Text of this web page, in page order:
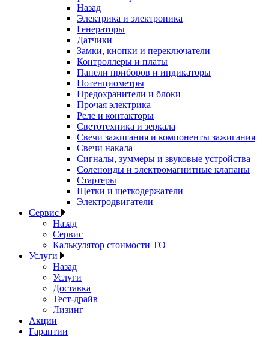
Назад
Электрика и электроника
Генераторы
Датчики
Замки, кнопки и переключатели
Контроллеры и платы
Панели приборов и индикаторы
Потенциометры
Предохранители и блоки
Прочая электрика
Реле и контакторы
Светотехника и зеркала
Свечи зажигания и компоненты зажигания
Свечи накала
Сигналы, зуммеры и звуковые устройства
Соленоиды и электромагнитные клапаны
Стартеры
Щетки и щеткодержатели
Электродвигатели
Сервис
Назад
Сервис
Калькулятор стоимости ТО
Услуги
Назад
Услуги
Доставка
Тест-драйв
Лизинг
Акции
Гарантии